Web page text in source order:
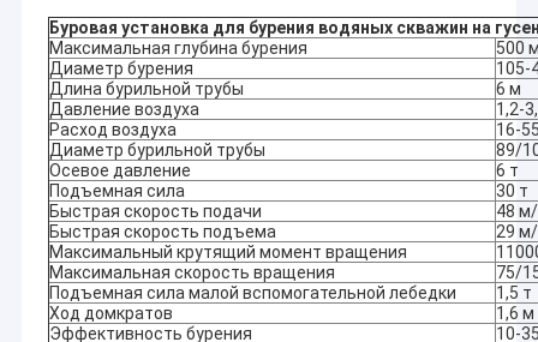
Буровая установка для бурения водяных скважин на
Максимальная глубина бурения
500
Диаметр бурения
105-
Длина бурильной трубы
6 м
Давление воздуха
1,2-
Расход воздуха
16-
Диаметр бурильной трубы
89/
Осевое давление
6 т
Подъемная сила
30 т
Быстрая скорость подачи
48
Быстрая скорость подъема
29
Максимальный крутящий момент вращения
Максимальная скорость вращения
75/
Подъемная сила малой вспомогательной лебедки
1,5 т
Ход домкратов
1,6 м
Эффективность бурения
10-